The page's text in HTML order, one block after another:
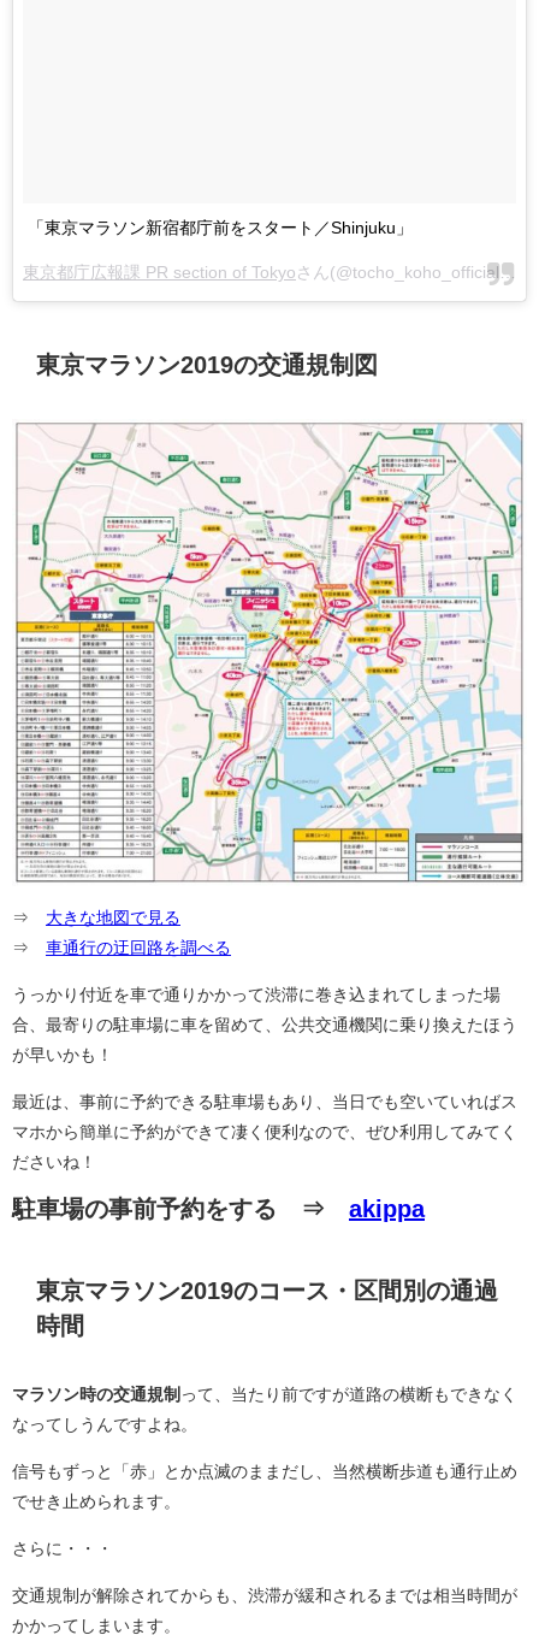
「東京マラソン新宿都庁前をスタート／Shinjuku」
東京都庁広報課 PR section of Tokyoさん(@tocho_koho_official)がシェアした投稿 -
東京マラソン2019の交通規制図
⇒ 大きな地図で見る
⇒ 車通行の迂回路を調べる
うっかり付近を車で通りかかって渋滞に巻き込まれてしまった場
合、最寄りの駐車場に車を留めて、公共交通機関に乗り換えたほう
が早いかも！
最近は、事前に予約できる駐車場もあり、当日でも空いていればス
マホから簡単に予約ができて凄く便利なので、ぜひ利用してみてく
ださいね！
駐車場の事前予約をする ⇒ akippa
東京マラソン2019のコース・区間別の通過
時間
マラソン時の交通規制 って、当たり前ですが道路の横断もできなく
なってしうんですよね。
信号もずっと「赤」とか点滅のままだし、当然横断歩道も通行止め
でせき止められます。
さらに・・・
交通規制が解除されてからも、渋滞が緩和されるまでは相当時間が
かかってしまいます。